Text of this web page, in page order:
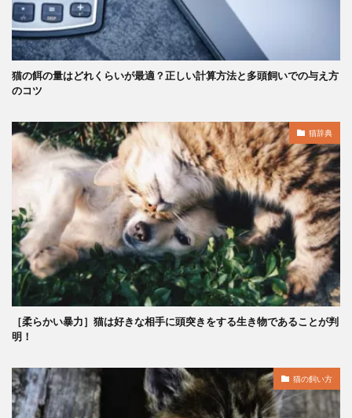
猫の餌の量はどれくらいが最適？正しい計算方法と多頭飼いでの与え方
のコツ
猫辞典
［柔らかい暴力］猫は好きな相手に頭突きをする生き物であることが判
明！
猫の飼い方